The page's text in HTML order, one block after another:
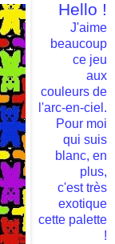
Hello !
J'aime
beaucoup
ce jeu
aux
couleurs de
l'arc-en-ciel.
Pour moi
qui suis
blanc, en
plus,
c'est très
exotique
cette palette
!